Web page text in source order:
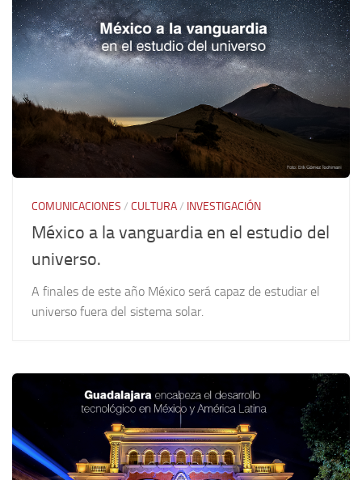
COMUNICACIONES / CULTURA/ INVESTIGACIÓN
México a la vanguardia en el estudio del
universo.
A finales de este año México será capaz de estudiar el
universo fuera del sistema solar.